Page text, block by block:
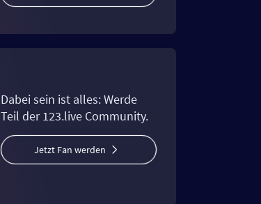
Dabei sein ist alles: Werde
Teil der 123.live Community.
Jetzt Fan werden